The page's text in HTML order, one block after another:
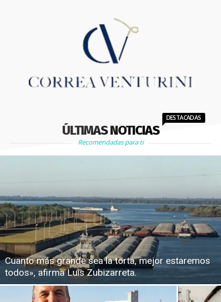
ÚLTIMAS NOTICIAS
DESTACADAS
Recomendadas para ti
Cuanto más grande sea la torta, mejor estaremos
todos», afirma Luis Zubizarreta.